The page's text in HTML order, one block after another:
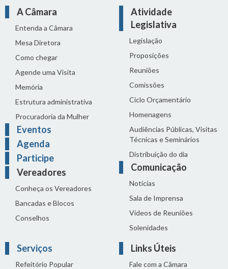
A Câmara
Entenda a Câmara
Mesa Diretora
Como chegar
Agende uma Visita
Memória
Estrutura administrativa
Procuradoria da Mulher
Eventos
Agenda
Participe
Vereadores
Conheça os Vereadores
Bancadas e Blocos
Conselhos
Atividade
Legislativa
Legislação
Proposições
Reuniões
Comissões
Ciclo Orçamentário
Homenagens
Audiências Públicas, Visitas
Técnicas e Seminários
Distribuição do dia
Comunicação
Notícias
Sala de Imprensa
Vídeos de Reuniões
Solenidades
Serviços
Refeitório Popular
Links Úteis
Fale com a Câmara